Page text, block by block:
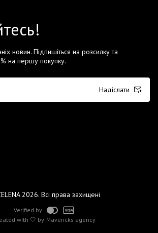
новин. Підпишіться на розсилку та
на першу покупку.
Надіслати
2026. Всі права захищені
with 🤍 by Mavericks agency
Verified by